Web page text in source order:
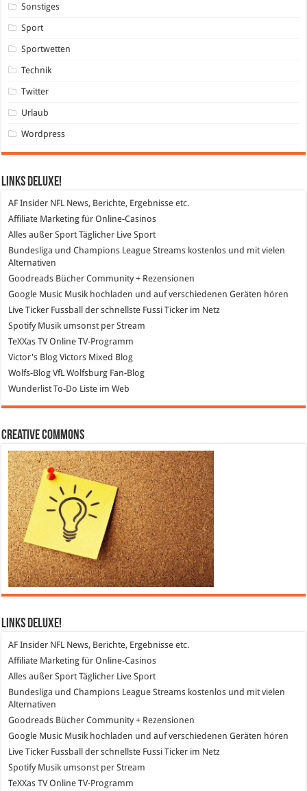
Sonstiges
Sport
Sportwetten
Technik
Twitter
Urlaub
Wordpress
Links DeLuXe!
AF Insider NFL News, Berichte, Ergebnisse etc.
Affiliate Marketing für Online-Casinos
Alles außer Sport Täglicher Live Sport
Bundesliga und Champions League Streams kostenlos und mit vielen
Alternativen
Goodreads Bücher Community + Rezensionen
Google Music Musik hochladen und auf verschiedenen Geräten hören
Live Ticker Fussball der schnellste Fussi Ticker im Netz
SpotifyMusik umsonst per Stream
TeXXas TVOnline TV-Programm
Victor's Blog Victors Mixed Blog
Wolfs-Blog VfL Wolfsburg Fan-Blog
Wunderlist To-Do Liste im Web
Creative Commons
Links DeLuXe!
AF Insider NFL News, Berichte, Ergebnisse etc.
Affiliate Marketing für Online-Casinos
Alles außer SportTäglicher Live Sport
Bundesliga und Champions League Streams kostenlos und mit vielen
Alternativen
Goodreads Bücher Community + Rezensionen
Google Music Musik hochladen und auf verschiedenen Geräten hören
Live Ticker Fussball
der schnellste Fussi Ticker im Netz
SpotifyMusik umsonst per Stream
TeXXas TVOnline TV-Programm